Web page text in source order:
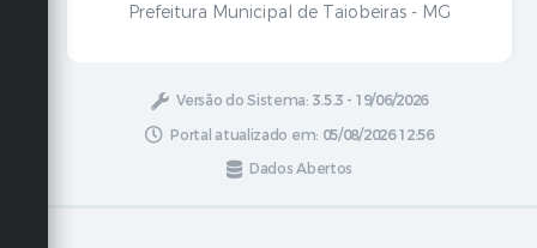
Prefeitura Municipal de Taiobeiras - MG
Versão do Sistema: 3.5.3 - 19/06/2026
Portal atualizado em: 05/08/2026 12:56
Dados Abertos